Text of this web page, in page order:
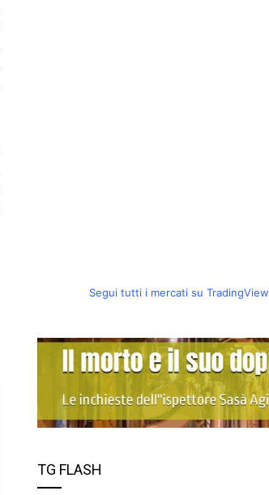
Segui tutti i mercati su TradingView
TG FLASH